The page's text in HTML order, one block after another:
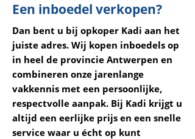
Een inboedel verkopen?
Dan bent u bij opkoper Kadi aan het
juiste adres. Wij kopen inboedels op
in heel de provincie Antwerpen en
combineren onze jarenlange
vakkennis met een persoonlijke,
respectvolle aanpak. Bij Kadi krijgt u
altijd een eerlijke prijs en een snelle
service waar u écht op kunt